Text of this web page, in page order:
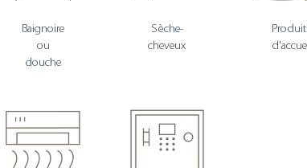
Baignoire
ou
douche
Sèche-
cheveux